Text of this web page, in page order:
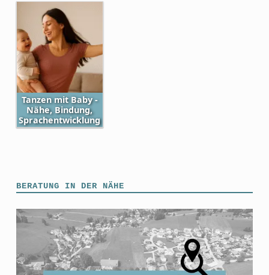
Tanzen mit Baby -
Nähe, Bindung,
Sprachentwicklung
BERATUNG IN DER NÄHE